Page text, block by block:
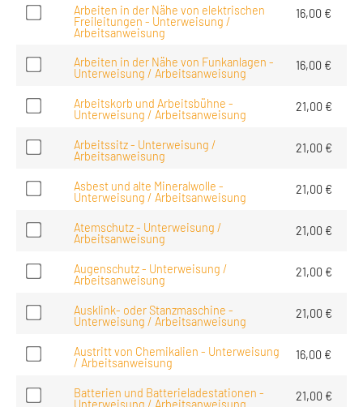
Arbeiten in der Nähe von elektrischen
Freileitungen - Unterweisung /
Arbeitsanweisung
16,00 €
Arbeiten in der Nähe von Funkanlagen -
Unterweisung / Arbeitsanweisung
16,00 €
Arbeitskorb und Arbeitsbühne -
Unterweisung / Arbeitsanweisung
21,00 €
Arbeitssitz - Unterweisung /
Arbeitsanweisung
21,00 €
Asbest und alte Mineralwolle -
Unterweisung / Arbeitsanweisung
21,00 €
Atemschutz - Unterweisung /
Arbeitsanweisung
21,00 €
Augenschutz - Unterweisung /
Arbeitsanweisung
21,00 €
Ausklink- oder Stanzmaschine -
Unterweisung / Arbeitsanweisung
21,00 €
Austritt von Chemikalien - Unterweisung
/ Arbeitsanweisung
16,00 €
Batterien und Batterieladestationen -
Unterweisung / Arbeitsanweisung
21,00 €